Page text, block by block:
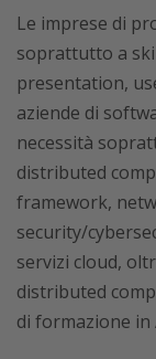
Le imprese di
soprattutto a
presentation,
aziende di
necessità
distributed
framework,
security/
servizi cloud,
distributed
di formazione in